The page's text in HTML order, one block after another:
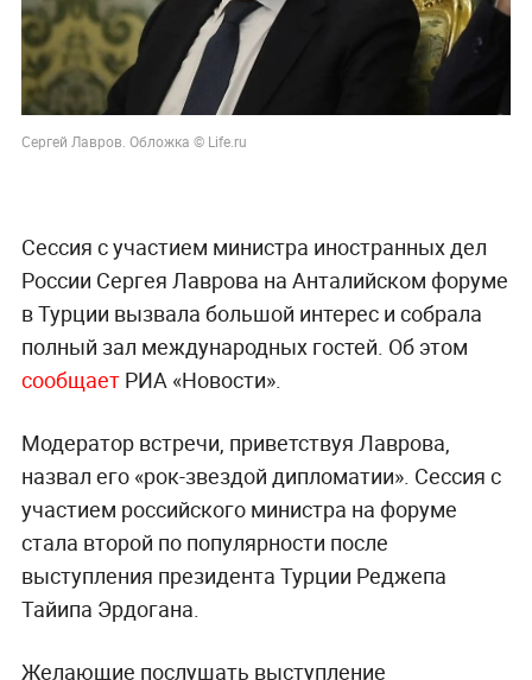
Сергей Лавров. Обложка © Life.ru
Сессия с участием министра иностранных дел
России Сергея Лаврова на Анталийском форуме
в Турции вызвала большой интерес и собрала
полный зал международных гостей. Об этом
сообщает РИА «Новости».
Модератор встречи, приветствуя Лаврова,
назвал его «рок-звездой дипломатии». Сессия с
участием российского министра на форуме
стала второй по популярности после
выступления президента Турции Реджепа
Тайипа Эрдогана.
Желающие послушать выступление